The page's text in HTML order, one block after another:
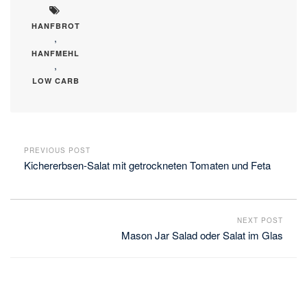
HANFBROT
,
HANFMEHL
,
LOW CARB
PREVIOUS POST
Kichererbsen-Salat mit getrockneten Tomaten und Feta
NEXT POST
Mason Jar Salad oder Salat im Glas